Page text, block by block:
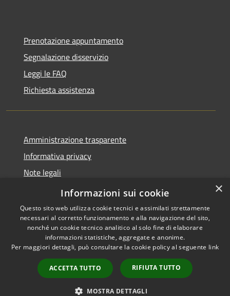
Prenotazione appuntamento
Segnalazione disservizio
Leggi le FAQ
Richiesta assistenza
Amministrazione trasparente
Informativa privacy
Note legali
Dichiarazione di accessibilità
Accessibilità
Copyright © 2026 • Comune di
Orio al Serio • Powered by
Municipium•
Accesso
redazione
×
Informazioni sui cookie
Questo sito web utilizza cookie tecnici e assimilati strettamente
necessari al corretto funzionamento e alla navigazione del sito,
nonché un cookie tecnico analitico al solo fine di elaborare
informazioni statistiche, aggregate e anonime.
Per maggiori dettagli, può consultare la cookie policy al seguente link
ACCETTA TUTTO RIFIUTA TUTTO
MOSTRA DETTAGLI